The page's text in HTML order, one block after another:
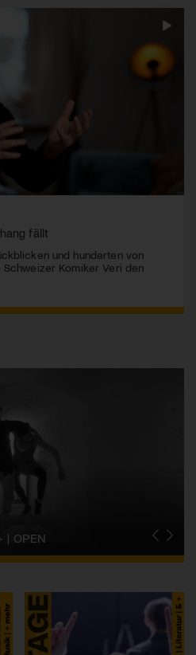
fällt
und hunderten von
Komiker Veri den
Steps
OPEN